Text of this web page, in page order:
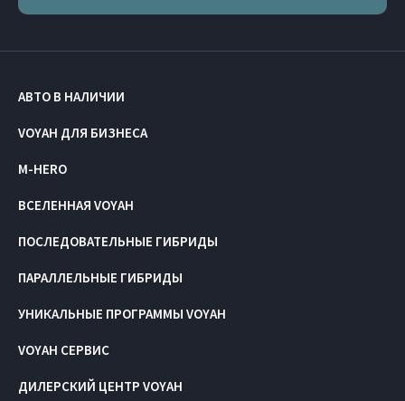
АВТО В НАЛИЧИИ
VOYAH ДЛЯ БИЗНЕСА
M-HERO
ВСЕЛЕННАЯ VOYAH
ПОСЛЕДОВАТЕЛЬНЫЕ ГИБРИДЫ
ПАРАЛЛЕЛЬНЫЕ ГИБРИДЫ
УНИКАЛЬНЫЕ ПРОГРАММЫ VOYAH
VOYAH СЕРВИС
ДИЛЕРСКИЙ ЦЕНТР VOYAH